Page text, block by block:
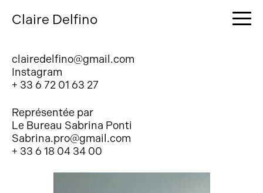
Claire Delfino
clairedelfino@gmail.com
Instagram
+ 33 6 72 01 63 27
Représentée par
Le Bureau Sabrina Ponti
Sabrina.pro@gmail.com
+ 33 6 18 04 34 00